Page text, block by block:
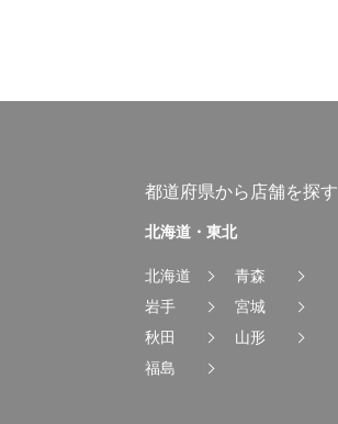
都道府県から店舗を探す
北海道・東北
北海道
青森
岩手
宮城
秋田
山形
福島